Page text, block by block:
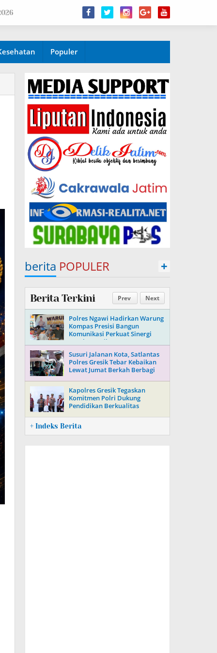
Populer
berita POPULER +
Prev Next
Berita Terkini
Polres Ngawi Hadirkan Warung
Kompas Presisi Bangun
Komunikasi Perkuat Sinergi
untuk Kamtibmas
Susuri Jalanan Kota, Satlantas
Polres Gresik Tebar Kebaikan
Lewat Jumat Berkah Berbagi
Kapolres Gresik Tegaskan
Komitmen Polri Dukung
Pendidikan Berkualitas
+ Indeks Berita